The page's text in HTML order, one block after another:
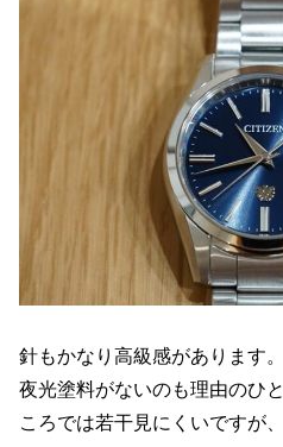
針もかなり高級感があります。
夜光塗料がないのも理由のひ
ころでは若干見にくいですが、